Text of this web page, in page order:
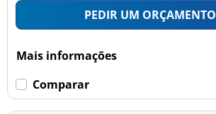
PEDIR UM ORÇAMENTO
Mais informações
Comparar